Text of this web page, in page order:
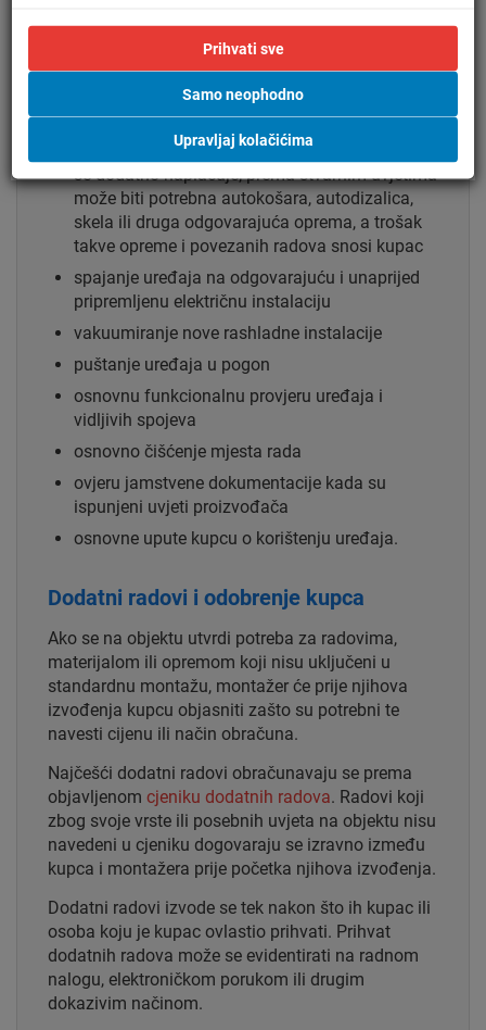
jedinice, pri čemu je u standardnu montažu
uključeno postavljanje vanjske jedinice na
visini do 5 metara od sigurne i stabilne podloge
s koje se rad izvodi
metara nije uključena u standardnu montažu te
se dodatno naplaćuje; prema stvarnim uvjetima
može biti potrebna autokošara, autodizalica,
skela ili druga odgovarajuća oprema, a trošak
takve opreme i povezanih radova snosi kupac
spajanje uređaja na odgovarajuću i unaprijed
pripremljenu električnu instalaciju
vakuumiranje nove rashladne instalacije
puštanje uređaja u pogon
osnovnu funkcionalnu provjeru uređaja i
vidljivih spojeva
osnovno čišćenje mjesta rada
ovjeru jamstvene dokumentacije kada su
ispunjeni uvjeti proizvođača
osnovne upute kupcu o korištenju uređaja.
Dodatni radovi i odobrenje kupca
Ako se na objektu utvrdi potreba za radovima,
materijalom ili opremom koji nisu uključeni u
standardnu montažu, montažer će prije njihova
izvođenja kupcu objasniti zašto su potrebni te
navesti cijenu ili način obračuna.
Najčešći dodatni radovi obračunavaju se prema
objavljenom cjeniku dodatnih radova. Radovi koji
zbog svoje vrste ili posebnih uvjeta na objektu nisu
navedeni u cjeniku dogovaraju se izravno između
kupca i montažera prije početka njihova izvođenja.
Dodatni radovi izvode se tek nakon što ih kupac ili
osoba koju je kupac ovlastio prihvati. Prihvat
dodatnih radova može se evidentirati na radnom
nalogu, elektroničkom porukom ili drugim
dokazivim načinom.
Prihvati sve
Samo neophodno
Upravljaj kolačićima